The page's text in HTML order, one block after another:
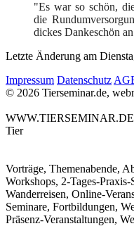
"Es war so schön,
die
dickes Dankeschön
Letzte Änderung am
Impressum Datenschutz
© 2026 Tierseminar.de,
WWW.TIERSEMINAR.DE
Tier
Vorträge, Themenabende,
Workshops, 2-Tages-
Wanderreisen, Online-
Seminare, Fortbildungen,
Präsenz-Veranstaltungen,